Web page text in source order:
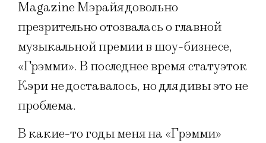
Magazine Мэрайя довольно
презрительно отозвалась о главной
музыкальной премии в шоу-бизнесе,
«Грэмми». В последнее время статуэток
Кэри не доставалось, но для дивы это не
проблема.
В какие-то годы меня на «Грэмми»